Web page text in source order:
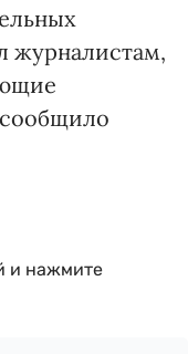
журналистам,
и нажмите